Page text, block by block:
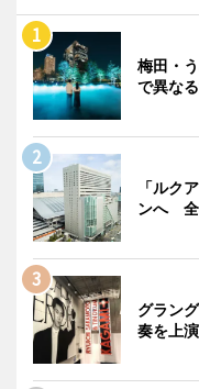
梅田・
で異な
「ルク
ンへ 全
グラン
奏を上